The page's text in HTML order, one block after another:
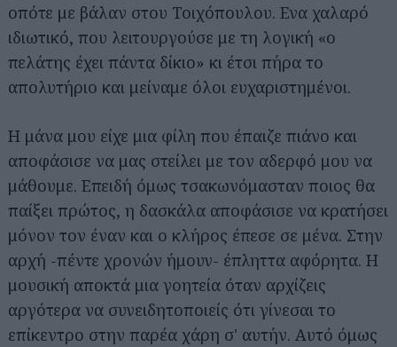
οπότε με βάλαν στου Τοιχόπουλου. Ενα χαλαρό
ιδιωτικό, που λειτουργούσε με τη λογική «ο
πελάτης έχει πάντα δίκιο» κι έτσι πήρα το
απολυτήριο και μείναμε όλοι ευχαριστημένοι.
Η μάνα μου είχε μια φίλη που έπαιζε πιάνο και
αποφάσισε να μας στείλει με τον αδερφό μου να
μάθουμε. Επειδή όμως τσακωνόμασταν ποιος θα
παίξει πρώτος, η δασκάλα αποφάσισε να κρατήσει
μόνον τον έναν και ο κλήρος έπεσε σε μένα. Στην
αρχή -πέντε χρονών ήμουν- έπληττα αφόρητα. Η
μουσική αποκτά μια γοητεία όταν αρχίζεις
αργότερα να συνειδητοποιείς ότι γίνεσαι το
επίκεντρο στην παρέα χάρη σ' αυτήν. Αυτό όμως